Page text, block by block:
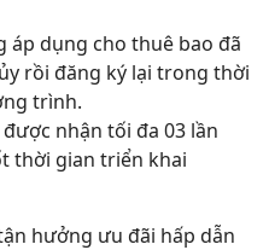
áp dụng cho thuê bao đã
rồi đăng ký lại trong thời
trình.
nhận tối đa 03 lần
thời gian triển khai
hưởng ưu đãi hấp dẫn